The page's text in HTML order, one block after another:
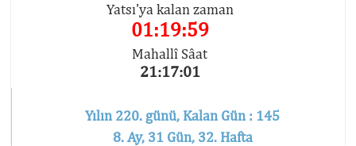
Yatsı'ya kalan zaman
01:19:59
Mahallî Sâat
21:17:01
Yılın 220. günü, Kalan Gün : 145
8. Ay, 31 Gün, 32. Hafta